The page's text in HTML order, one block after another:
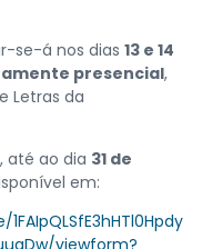
se-á nos dias 13 e 14
presencial,
Letras da
até ao dia 31 de
em:
viewform?